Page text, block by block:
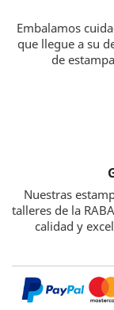
Embalamos
que llegue a su
de
Nuestras
talleres de la
calidad y